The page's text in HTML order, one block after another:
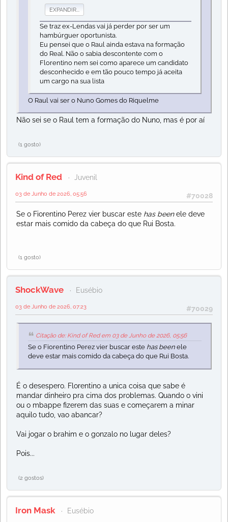
EXPANDIR...
Se traz ex-Lendas vai já perder por ser um
hambúrguer oportunista.
Eu pensei que o Raul ainda estava na formação
do Real. Não o sabia descontente com o
Florentino nem sei como aparece um candidato
desconhecido e em tão pouco tempo já aceita
um cargo na sua lista
O Raul vai ser o Nuno Gomes do Riquelme
Não sei se o Raul tem a formação do Nuno, mas é por aí
(1 gosto)
Kind of Red Juvenil
#70028
03 de Junho de 2026, 05:56
Se o Fiorentino Perez vier buscar este has beenele deve
estar mais comido da cabeça do que Rui Bosta.
(1 gosto)
ShockWave Eusébio
#70029
03 de Junho de 2026, 07:23
Citação de: Kind of Red em 03 de Junho de 2026, 05:56
Se o Fiorentino Perez vier buscar este has been ele
deve estar mais comido da cabeça do que Rui Bosta.
É o desespero. Florentino a unica coisa que sabe é
mandar dinheiro pra cima dos problemas. Quando o vini
ou o mbappe fizerem das suas e começarem a minar
aquilo tudo, vao abancar?
Vai jogar o brahim e o gonzalo no lugar deles?
Pois...
(2 gostos)
Iron Mask Eusébio